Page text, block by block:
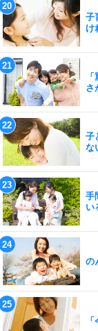
子
け
さ
子
な
手
い
の